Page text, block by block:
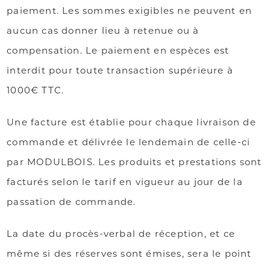
paiement. Les sommes exigibles ne peuvent en
aucun cas donner lieu à retenue ou à
compensation. Le paiement en espèces est
interdit pour toute transaction supérieure à
1000€ TTC.
Une facture est établie pour chaque livraison de
commande et délivrée le lendemain de celle-ci
par MODULBOIS. Les produits et prestations sont
facturés selon le tarif en vigueur au jour de la
passation de commande.
La date du procès-verbal de réception, et ce
même si des réserves sont émises, sera le point